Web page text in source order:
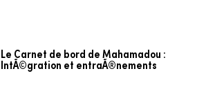
Le Carnet de bord de Mahamadou :
IntÃ©gration et entraÃ®nements